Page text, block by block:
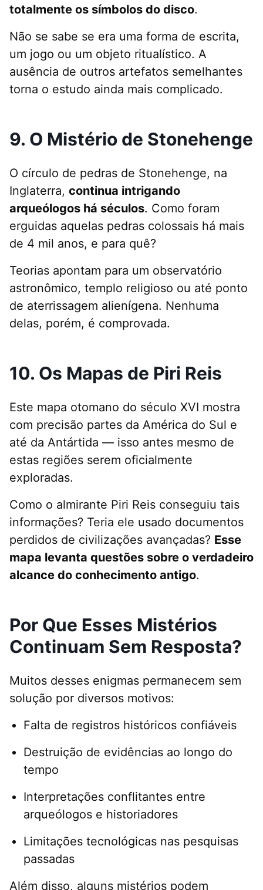
totalmente os símbolos do disco.
Não se sabe se era uma forma de escrita,
um jogo ou um objeto ritualístico. A
ausência de outros artefatos semelhantes
torna o estudo ainda mais complicado.
9. O Mistério de Stonehenge
O círculo de pedras de Stonehenge, na
Inglaterra, continua intrigando
arqueólogos há séculos. Como foram
erguidas aquelas pedras colossais há mais
de 4 mil anos, e para quê?
Teorias apontam para um observatório
astronômico, templo religioso ou até ponto
de aterrissagem alienígena. Nenhuma
delas, porém, é comprovada.
10. Os Mapas de Piri Reis
Este mapa otomano do século XVI mostra
com precisão partes da América do Sul e
até da Antártida — isso antes mesmo de
estas regiões serem oficialmente
exploradas.
Como o almirante Piri Reis conseguiu tais
informações? Teria ele usado documentos
perdidos de civilizações avançadas? Esse
mapa levanta questões sobre o verdadeiro
alcance do conhecimento antigo.
Por Que Esses Mistérios
Continuam Sem Resposta?
Muitos desses enigmas permanecem sem
solução por diversos motivos:
Falta de registros históricos confiáveis
Destruição de evidências ao longo do
tempo
Interpretações conflitantes entre
arqueólogos e historiadores
Limitações tecnológicas nas pesquisas
passadas
Além disso, alguns mistérios podem